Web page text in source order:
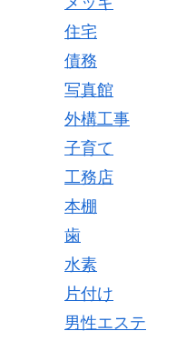
住宅
債務
写真館
外構工事
子育て
工務店
本棚
歯
水素
片付け
男性エステ